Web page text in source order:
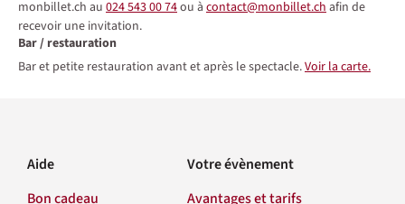
monbillet.ch au 024 543 00 74ou à contact@monbillet.chafin de
recevoir une invitation.
Bar / restauration
Bar et petite restauration avant et après le spectacle.Voir la carte.
Aide
Bon cadeau
Votre évènement
Avantages et tarifs